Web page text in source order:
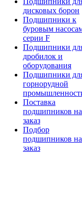
дисковых борон
Подшипники к
буровым
серии F
Подшипники
дробилок и
оборудования
Подшипники
горнорудной
Поставка
подшипников на
заказ
Подбор
подшипников на
заказ